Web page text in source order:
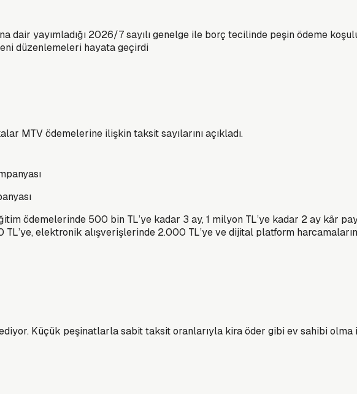
dair yayımladığı 2026/7 sayılı genelge ile borç tecilinde peşin ödeme
düzenlemeleri hayata geçirdi
MTV ödemelerine ilişkin taksit sayılarını açıkladı.
ödemelerinde 500 bin TL’ye kadar 3 ay, 1 milyon TL’ye kadar 2 ay kâr
elektronik alışverişlerinde 2.000 TL’ye ve dijital platform
Küçük peşinatlarla sabit taksit oranlarıyla kira öder gibi ev sahibi olma